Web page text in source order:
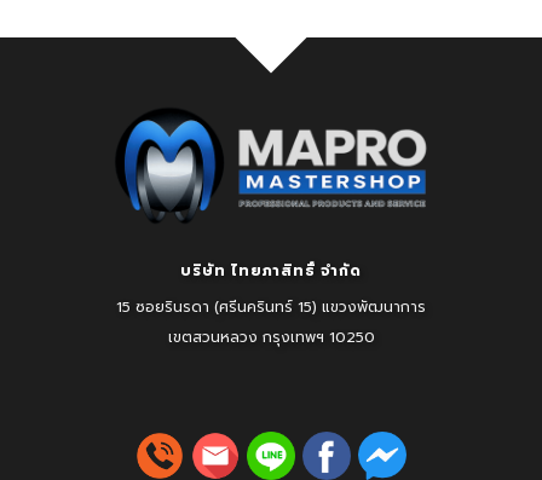
บริษัท ไทยภาสิทธิ์ จำกัด
15 ซอยรินรดา (ศรีนครินทร์ 15) แขวงพัฒนาการ
เขตสวนหลวง กรุงเทพฯ 10250